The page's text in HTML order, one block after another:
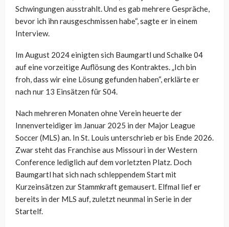
Schwingungen ausstrahlt. Und es gab mehrere Gespräche,
bevor ich ihn rausgeschmissen habe“, sagte er in einem
Interview.
Im August 2024 einigten sich Baumgartl und Schalke 04
auf eine vorzeitige Auflösung des Kontraktes. „Ich bin
froh, dass wir eine Lösung gefunden haben“, erklärte er
nach nur 13 Einsätzen für S04.
Nach mehreren Monaten ohne Verein heuerte der
Innenverteidiger im Januar 2025 in der Major League
Soccer (MLS) an. In St. Louis unterschrieb er bis Ende 2026.
Zwar steht das Franchise aus Missouri in der Western
Conference lediglich auf dem vorletzten Platz. Doch
Baumgartl hat sich nach schleppendem Start mit
Kurzeinsätzen zur Stammkraft gemausert. Elfmal lief er
bereits in der MLS auf, zuletzt neunmal in Serie in der
Startelf.